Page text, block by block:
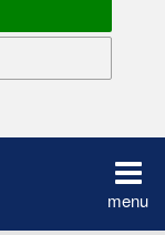
menu